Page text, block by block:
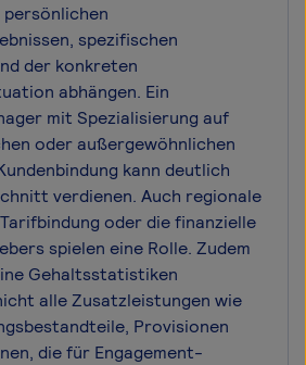
spezifischen
der konkreten
abhängen. Ein
mit Spezialisierung auf
oder außergewöhnlichen
kann deutlich
verdienen. Auch regionale
oder die finanzielle
spielen eine Rolle. Zudem
Gehaltsstatistiken
alle Zusatzleistungen wie
Provisionen
die für Engagement-